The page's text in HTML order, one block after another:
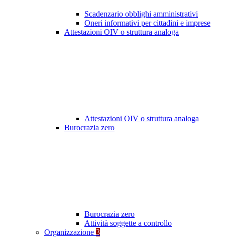
Scadenzario obblighi amministrativi
Oneri informativi per cittadini e imprese
Attestazioni OIV o struttura analoga
Attestazioni OIV o struttura analoga
Burocrazia zero
Burocrazia zero
Attività soggette a controllo
Organizzazione 3